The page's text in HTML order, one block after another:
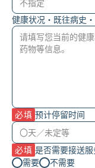
健康状况・既往病史
必填 预计停留时间
必填 是否需要接送服
需要
不需要